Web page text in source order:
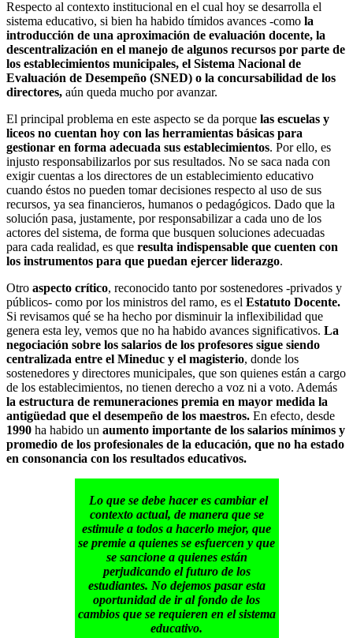
Respecto al contexto institucional en el cual hoy se desarrolla el
sistema educativo, si bien ha habido tímidos avances -como la
introducción de una aproximación de evaluación docente, la
descentralización en el manejo de algunos recursos por parte de
los establecimientos municipales, el Sistema Nacional de
Evaluación de Desempeño (SNED) o la concursabilidad de los
directores, aún queda mucho por avanzar.
El principal problema en este aspecto se da porque las escuelas y
liceos no cuentan hoy con las herramientas básicas para
gestionar en forma adecuada sus establecimientos. Por ello, es
injusto responsabilizarlos por sus resultados. No se saca nada con
exigir cuentas a los directores de un establecimiento educativo
cuando éstos no pueden tomar decisiones respecto al uso de sus
recursos, ya sea financieros, humanos o pedagógicos. Dado que la
solución pasa, justamente, por responsabilizar a cada uno de los
actores del sistema, de forma que busquen soluciones adecuadas
para cada realidad, es que resulta indispensable que cuenten con
los instrumentos para que puedan ejercer liderazgo.
Otro aspecto crítico, reconocido tanto por sostenedores -privados y
públicos- como por los ministros del ramo, es el Estatuto Docente.
Si revisamos qué se ha hecho por disminuir la inflexibilidad que
genera esta ley, vemos que no ha habido avances significativos. La
negociación sobre los salarios de los profesores sigue siendo
centralizada entre el Mineduc y el magisterio, donde los
sostenedores y directores municipales, que son quienes están a cargo
de los establecimientos, no tienen derecho a voz ni a voto. Además
la estructura de remuneraciones premia en mayor medida la
antigüedad que el desempeño de los maestros. En efecto, desde
1990 ha habido un aumento importante de los salarios mínimos y
promedio de los profesionales de la educación, que no ha estado
en consonancia con los resultados educativos.
Lo que se debe hacer es cambiar el
contexto actual, de manera que se
estimule a todos a hacerlo mejor, que
se premie a quienes se esfuercen y que
se sancione a quienes están
perjudicando el futuro de los
estudiantes. No dejemos pasar esta
oportunidad de ir al fondo de los
cambios que se requieren en el sistema
educativo.